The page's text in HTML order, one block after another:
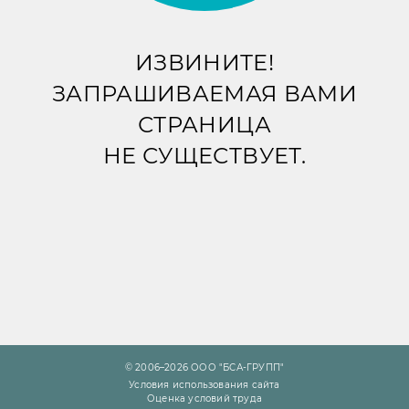
ИЗВИНИТЕ!
ЗАПРАШИВАЕМАЯ ВАМИ
СТРАНИЦА
НЕ СУЩЕСТВУЕТ.
© 2006–2026 ООО "БСА-ГРУПП"
Условия использования сайта
Оценка условий труда